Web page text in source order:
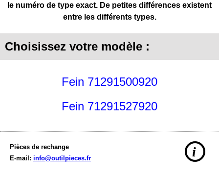
le numéro de type exact. De petites différences existent
entre les différents types.
Choisissez votre modèle :
Fein 71291500920
Fein 71291527920
Pièces de rechange
E-mail: info@outilpieces.fr i